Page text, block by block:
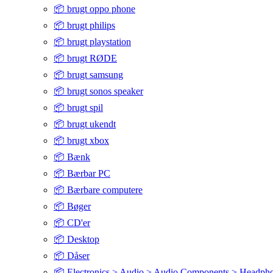
📦 brugt oppo phone
📦 brugt philips
📦 brugt playstation
📦 brugt RØDE
📦 brugt samsung
📦 brugt sonos speaker
📦 brugt spil
📦 brugt ukendt
📦 brugt xbox
📦 Bænk
📦 Bærbar PC
📦 Bærbare computere
📦 Bøger
📦 CD'er
📦 Desktop
📦 Dåser